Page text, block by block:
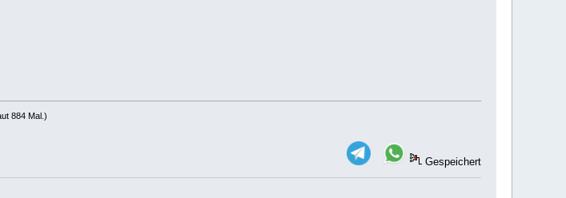
884 Mal.)
Gespeichert